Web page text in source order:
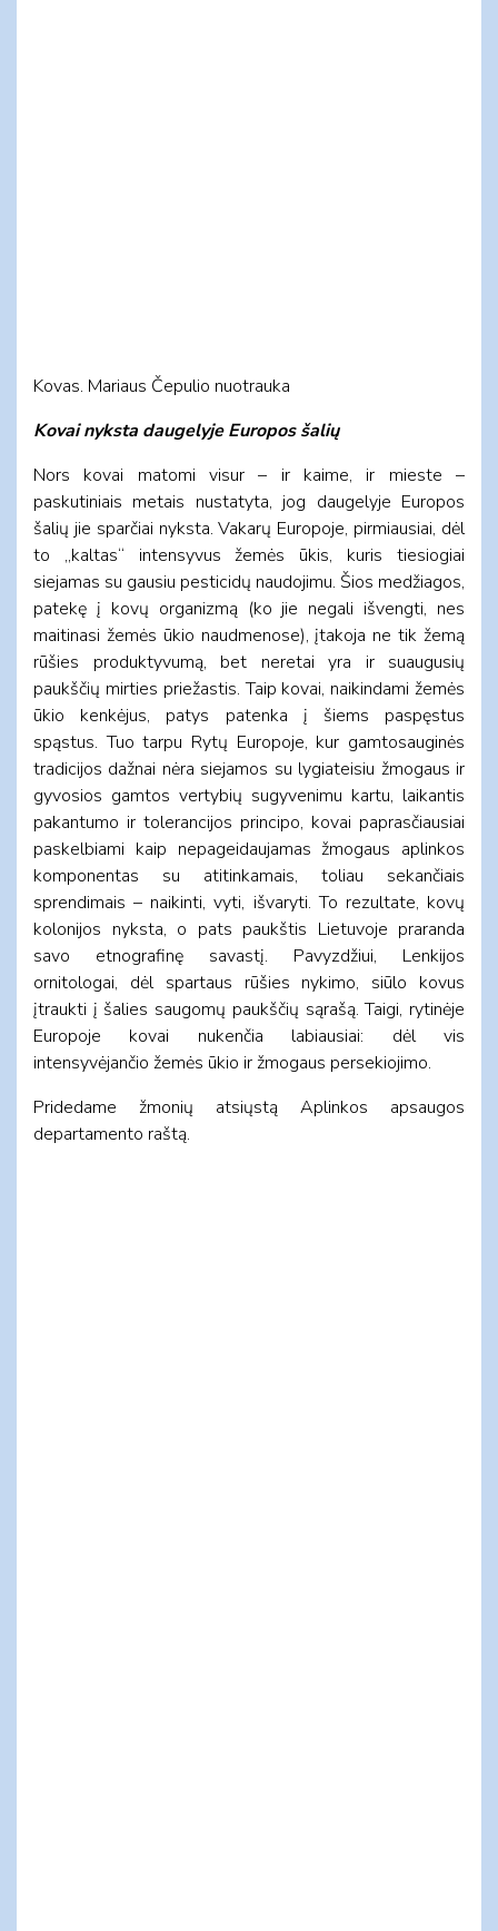
Kovas. Mariaus Čepulio nuotrauka
Kovai nyksta daugelyje Europos šalių
Nors kovai matomi visur – ir kaime, ir mieste –
paskutiniais metais nustatyta, jog daugelyje Europos
šalių jie sparčiai nyksta. Vakarų Europoje, pirmiausiai, dėl
to „kaltas“ intensyvus žemės ūkis, kuris tiesiogiai
siejamas su gausiu pesticidų naudojimu. Šios medžiagos,
patekę į kovų organizmą (ko jie negali išvengti, nes
maitinasi žemės ūkio naudmenose), įtakoja ne tik žemą
rūšies produktyvumą, bet neretai yra ir suaugusių
paukščių mirties priežastis. Taip kovai, naikindami žemės
ūkio kenkėjus, patys patenka į šiems paspęstus
spąstus. Tuo tarpu Rytų Europoje, kur gamtosauginės
tradicijos dažnai nėra siejamos su lygiateisiu žmogaus ir
gyvosios gamtos vertybių sugyvenimu kartu, laikantis
pakantumo ir tolerancijos principo, kovai paprasčiausiai
paskelbiami kaip nepageidaujamas žmogaus aplinkos
komponentas su atitinkamais, toliau sekančiais
sprendimais – naikinti, vyti, išvaryti. To rezultate, kovų
kolonijos nyksta, o pats paukštis Lietuvoje praranda
savo etnografinę savastį. Pavyzdžiui, Lenkijos
ornitologai, dėl spartaus rūšies nykimo, siūlo kovus
įtraukti į šalies saugomų paukščių sąrašą. Taigi, rytinėje
Europoje kovai nukenčia labiausiai: dėl vis
intensyvėjančio žemės ūkio ir žmogaus persekiojimo.
Pridedame žmonių atsiųstą Aplinkos apsaugos
departamento raštą.